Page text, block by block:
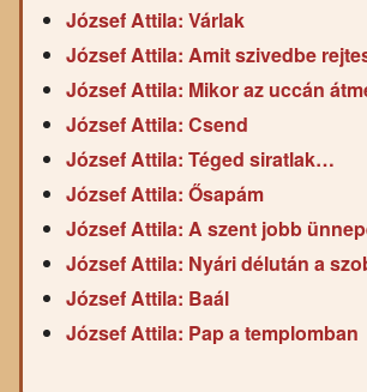
József Attila: Várlak
József Attila: Amit szivedbe
József Attila: Mikor az uccán
József Attila: Csend
József Attila: Téged siratlak…
József Attila: Ősapám
József Attila: A szent jobb
József Attila: Nyári délután a
József Attila: Baál
József Attila: Pap a templomban